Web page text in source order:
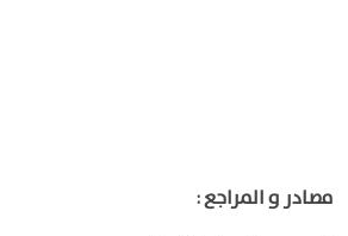
مصادر و المراجع :